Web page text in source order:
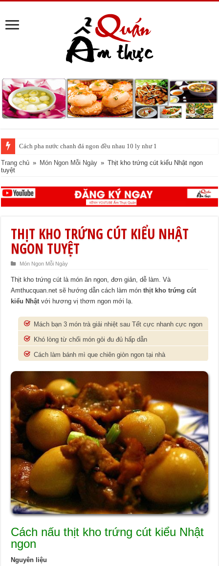
Cách pha nước chanh đá ngon đều nhau 10 ly như 1
Tin vui cho những người ghiền cà phê: Uống mỗi ngày giúp sống lâu hơn,
Trang chủ » Món Ngon Mỗi Ngày » Thịt kho trứng cút kiểu Nhật ngon
tuyệt
THỊT KHO TRỨNG CÚT KIỂU NHẬT
NGON TUYỆT
Món Ngon Mỗi Ngày
Thịt kho trứng cút là món ăn ngon, đơn giản, dễ làm. Và
Amthucquan.net sẽ hướng dẫn cách làm mónthịt kho trứng cút
kiểu Nhật với hương vị thơm ngon mới lạ.
Mách bạn 3 món trà giải nhiệt sau Tết cực nhanh cực ngon
Khó lòng từ chối món gỏi đu đủ hấp dẫn
Cách làm bánh mì que chiên giòn ngon tại nhà
Cách nấu thịt kho trứng cút kiểu Nhật
ngon
Nguyên liệu